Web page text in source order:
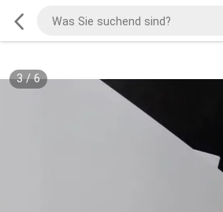
3/6